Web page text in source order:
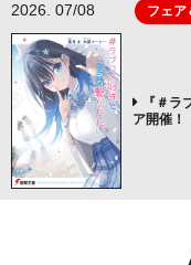
2026. 07/08 フェア
『＃
ア開催！